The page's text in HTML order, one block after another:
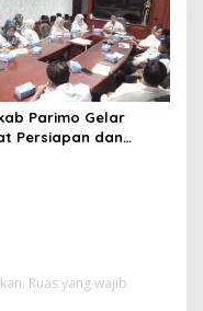
Parimo Gelar
Persiapan dan
Ruas yang wajib